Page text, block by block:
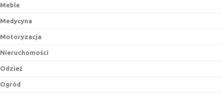
Meble
Medycyna
Motoryzacja
Nieruchomości
Odzież
Ogród